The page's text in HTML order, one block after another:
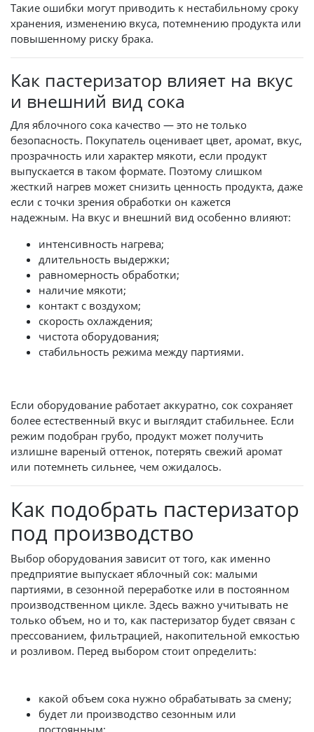
Такие ошибки могут приводить к нестабильному сроку
хранения, изменению вкуса, потемнению продукта или
повышенному риску брака.
Как пастеризатор влияет на вкус
и внешний вид сока
Для яблочного сока качество — это не только
безопасность. Покупатель оценивает цвет, аромат, вкус,
прозрачность или характер мякоти, если продукт
выпускается в таком формате. Поэтому слишком
жесткий нагрев может снизить ценность продукта, даже
если с точки зрения обработки он кажется
надежным. На вкус и внешний вид особенно влияют:
интенсивность нагрева;
длительность выдержки;
равномерность обработки;
наличие мякоти;
контакт с воздухом;
скорость охлаждения;
чистота оборудования;
стабильность режима между партиями.
Если оборудование работает аккуратно, сок сохраняет
более естественный вкус и выглядит стабильнее. Если
режим подобран грубо, продукт может получить
излишне вареный оттенок, потерять свежий аромат
или потемнеть сильнее, чем ожидалось.
Как подобрать пастеризатор
под производство
Выбор оборудования зависит от того, как именно
предприятие выпускает яблочный сок: малыми
партиями, в сезонной переработке или в постоянном
производственном цикле. Здесь важно учитывать не
только объем, но и то, как пастеризатор будет связан с
прессованием, фильтрацией, накопительной емкостью
и розливом. Перед выбором стоит определить:
какой объем сока нужно обрабатывать за смену;
будет ли производство сезонным или